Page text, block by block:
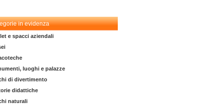
in evidenza
e spacci aziendali
luoghi e palazze
di divertimento
didattiche
naturali